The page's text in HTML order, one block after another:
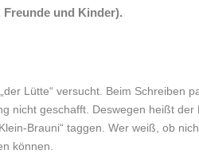
Freunde und Kinder).
Lütte“ versucht. Beim Schreiben
nicht geschafft. Deswegen heißt
Brauni“ taggen. Wer weiß, ob
können.